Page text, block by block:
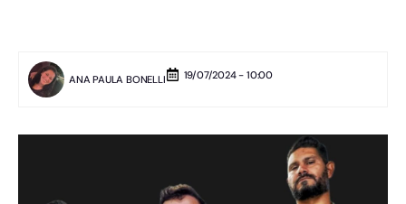
ANA PAULA BONELLI 19/07/2024 - 10:00